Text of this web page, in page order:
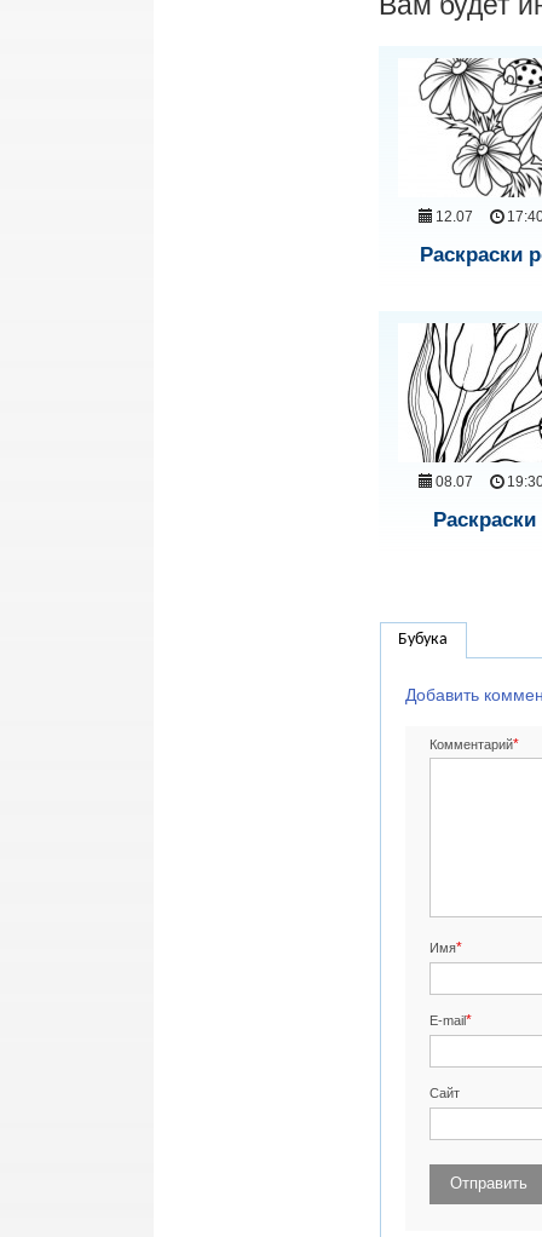
12.07
Раскраски
08.07
Бубука
Добавить
Комментарий*
Имя*
E-mail*
Сайт